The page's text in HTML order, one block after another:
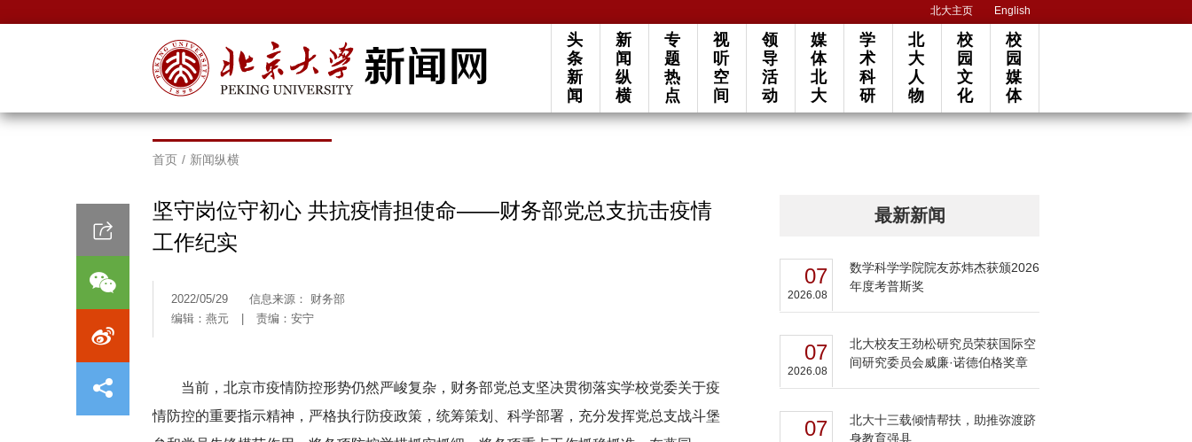
北大主页 English
头
条
新
闻
新
闻
纵
横
专
题
热
点
视
听
空
间
领
导
活
动
媒
体
北
大
学
术
科
研
北
大
人
物
校
园
文
化
校
园
媒
体
首页 / 新闻纵横
坚守岗位守初心 共抗疫情担使命——财务部党总支抗击疫情
工作纪实
2022/05/29
信息来源： 财务部
编辑：燕元
责编：安宁
当前，北京市疫情防控形势仍然严峻复杂，财务部党总支坚决贯彻落实学校党委关于疫
情防控的重要指示精神，严格执行防疫政策，统筹策划、科学部署，充分发挥党总支战斗堡
最新新闻
07
2026.08
数学科学学院院友苏炜杰获颁2026
年度考普斯奖
07
2026.08
北大校友王劲松研究员荣获国际空
间研究委员会威廉·诺德伯格奖章
07
北大十三载倾情帮扶，助推弥渡跻
身教育强县